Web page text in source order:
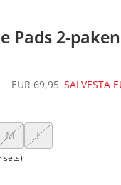
Pads 2-
EUR 69,95 SALVESTA
M L
sets)